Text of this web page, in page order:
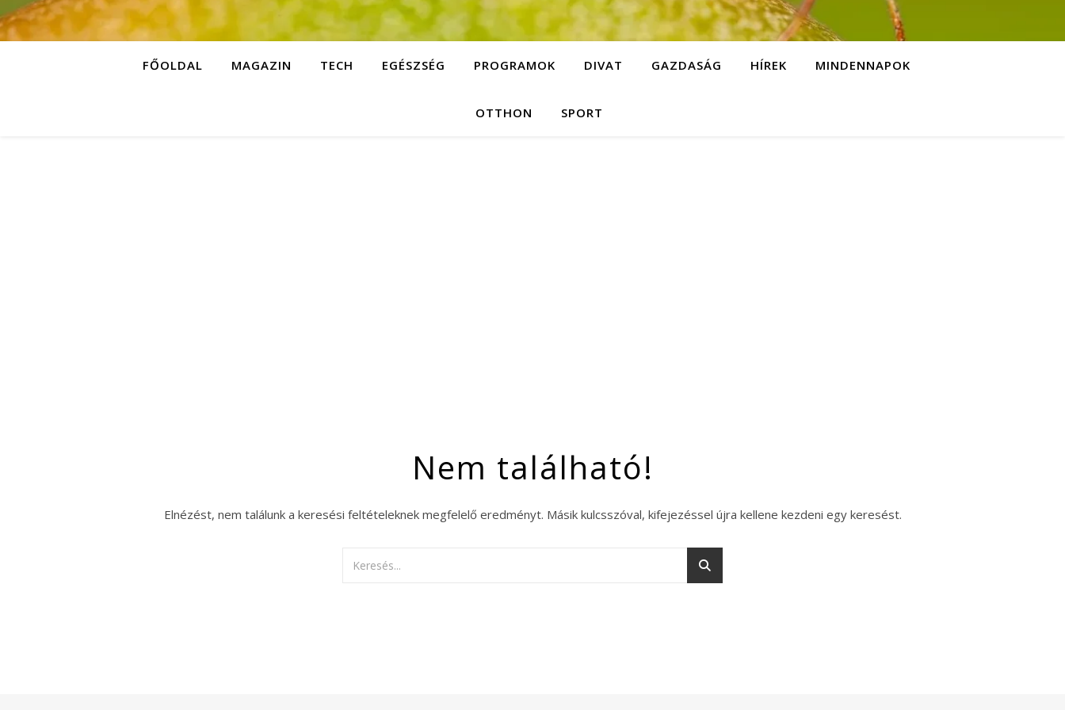
FŐOLDAL MAGAZIN TECH EGÉSZSÉG PROGRAMOK DIVAT GAZDASÁG HÍREK MINDENNAPOK
OTTHON SPORT
Nem található!
Elnézést, nem találunk a keresési feltételeknek megfelelő eredményt. Másik kulcsszóval, kifejezéssel újra kellene kezdeni egy keresést.